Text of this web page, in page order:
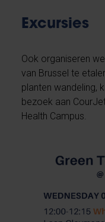
Excursies
Ook organiseren
van Brussel te
planten wandeling,
bezoek aan
Health Campus.